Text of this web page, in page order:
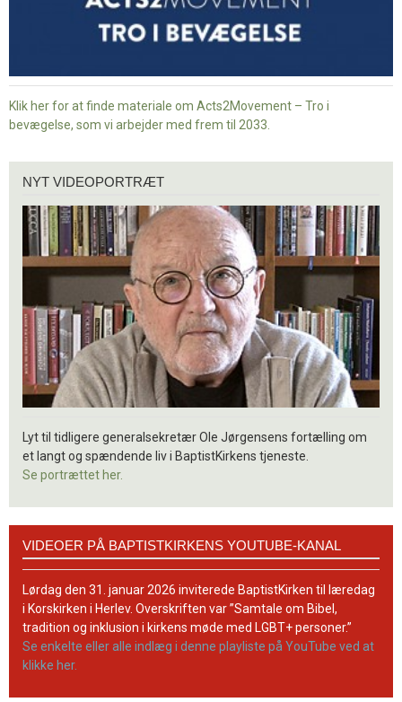
Klik her for at finde materiale om Acts2Movement – Tro i
bevægelse, som vi arbejder med frem til 2033.
videoportræt
NYT VIDEOPORTRÆT
Lyt til tidligere generalsekretær Ole Jørgensens fortælling om
et langt og spændende liv i BaptistKirkens tjeneste.
Se portrættet her.
BaptistKirkens
YouTube-
kanal
VIDEOER PÅ BAPTISTKIRKENS YOUTUBE-KANAL
Lørdag den 31. januar 2026 inviterede BaptistKirken til læredag
i Korskirken i Herlev. Overskriften var ”Samtale om Bibel,
tradition og inklusion i kirkens møde med LGBT+ personer.”
Se enkelte eller alle indlæg i denne playliste på YouTube ved at
klikke her.